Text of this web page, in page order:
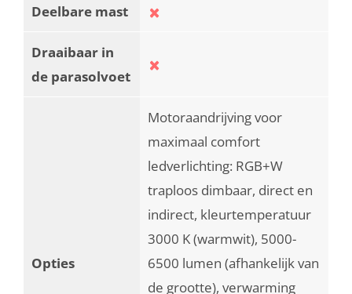
Deelbare mast
Draaibaar in
de parasolvoet
Opties
Motoraandrijving voor
maximaal comfort
ledverlichting: RGB+W
traploos dimbaar, direct en
indirect, kleurtemperatuur
3000 K (warmwit), 5000-
6500 lumen (afhankelijk van
de grootte), verwarming